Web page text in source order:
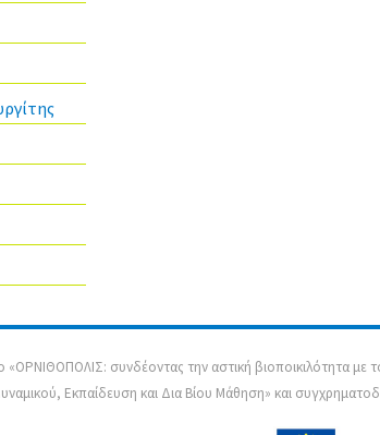
«ΟΡΝΙΘΟΠΟΛΙΣ: συνδέοντας την αστική βιοποικιλότητα με
Εκπαίδευση και Δια Βίου Μάθηση» και